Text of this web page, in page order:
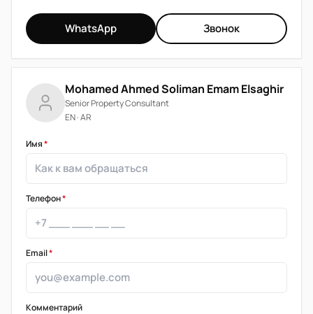
WhatsApp Звонок
Mohamed Ahmed Soliman Emam Elsaghir
Senior Property Consultant
EN · AR
Имя*
Телефон*
Email*
Комментарий